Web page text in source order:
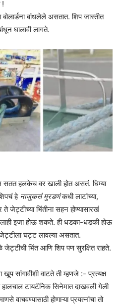
!
बांधलेले असतात. शिप जास्तीत
घालावी लागते.
सतत हलकेच वर खाली होत असतं. धिम्या
हे नाजुकसं मुरडणंकधी लाटांच्या,
ते जेट्टीच्या भिंतीना सहन होण्यासारखं
इजा होऊ शकते. ही धडका-धडकी होऊ
घट्ट लावल्या असतात.
जेट्टीची भिंत आणि शिप पण सुरक्षित राहते.
सांगावीशी वाटते ती म्हणजे :- प्रत्यक्ष
टायटॅनिक सिनेमात दाखवली गेली
वाचवण्यासाठी होणाऱ्या प्रयत्नांचा तो